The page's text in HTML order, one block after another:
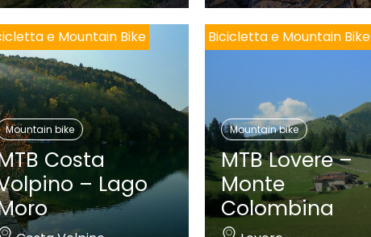
e Mountain Bike
Mountain bike
Costa
– Lago
Bicicletta e Mountain Bike
Mountain bike
MTB Lovere –
Monte
Colombina